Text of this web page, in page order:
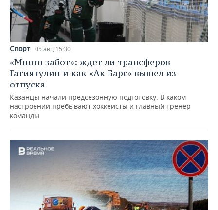
Спорт 05 авг, 15:30
«Много забот»: ждет ли трансферов
Гатиятулин и как «Ак Барс» вышел из
отпуска
Казанцы начали предсезонную подготовку. В каком
настроении пребывают хоккеисты и главный тренер
команды